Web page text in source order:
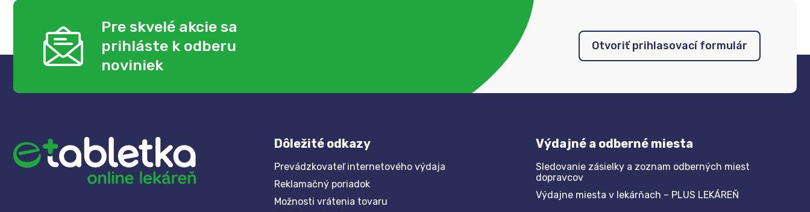
Pre skvelé akcie sa
prihláste k odberu
noviniek
Otvoriť prihlasovací formulár
Dôležité odkazy
Prevádzkovateľ internetového výdaja
Reklamačný poriadok
Možnosti vrátenia tovaru
Výdajné a odberné miesta
Sledovanie zásielky a zoznam odberných miest
dopravcov
Výdajne miesta v lekárňach – PLUS LEKÁREŇ